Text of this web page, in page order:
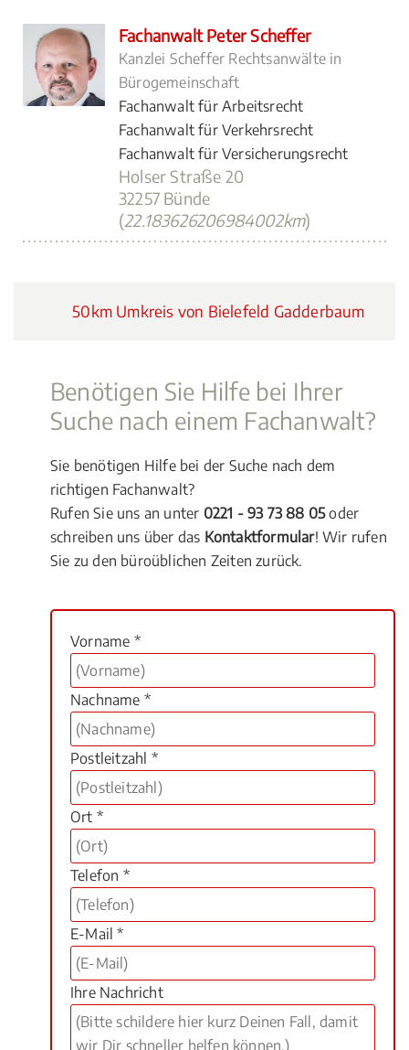
Fachanwalt Peter Scheffer
Kanzlei Scheffer Rechtsanwälte in
Bürogemeinschaft
Fachanwalt für Arbeitsrecht
Fachanwalt für Verkehrsrecht
Fachanwalt für Versicherungsrecht
Holser Straße 20
32257 Bünde
(22.183626206984002km)
50km Umkreis von Bielefeld Gadderbaum
Benötigen Sie Hilfe bei Ihrer
Suche nach einem Fachanwalt?
Sie benötigen Hilfe bei der Suche nach dem
richtigen Fachanwalt?
Rufen Sie uns an unter 0221 - 93 73 88 05oder
schreiben uns über das Kontaktformular! Wir rufen
Sie zu den büroüblichen Zeiten zurück.
Vorname *
Nachname *
Postleitzahl *
Ort *
Telefon *
E-Mail *
Ihre Nachricht